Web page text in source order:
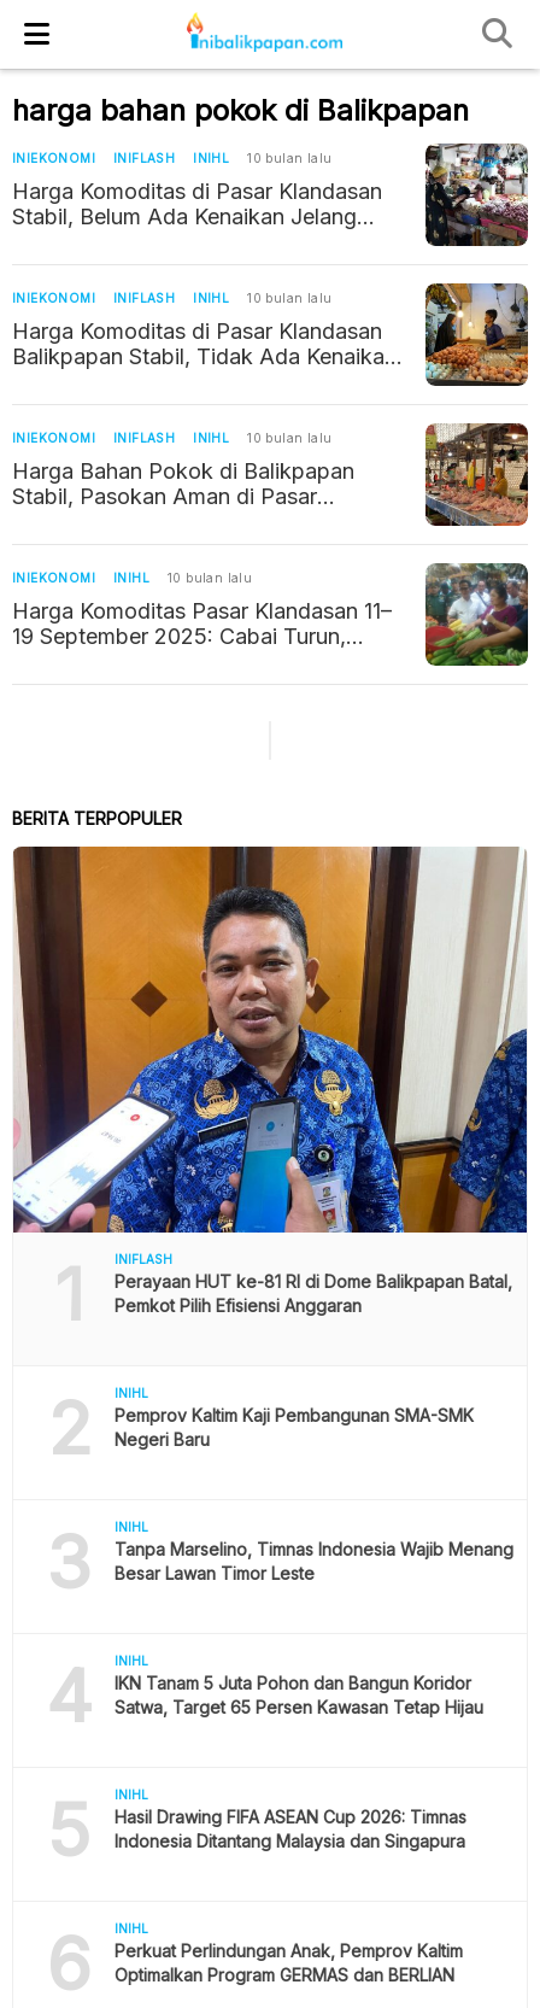
harga bahan pokok di Balikpapan
INIEKONOMI INIFLASH INIHL 10 bulan lalu
Harga Komoditas di Pasar Klandasan
Stabil, Belum Ada Kenaikan Jelang
INIEKONOMI INIFLASH INIHL 10 bulan lalu
Harga Komoditas di Pasar Klandasan
Balikpapan Stabil, Tidak Ada Kenaikan
INIEKONOMI INIFLASH INIHL 10 bulan lalu
Harga Bahan Pokok di Balikpapan
Stabil, Pasokan Aman di Pasar
INIEKONOMI INIHL 10 bulan lalu
Harga Komoditas Pasar Klandasan 11–
19 September 2025: Cabai Turun,
BERITA TERPOPULER
1 INIFLASH
Perayaan HUT ke-81 RI di Dome Balikpapan Batal,
Pemkot Pilih Efisiensi Anggaran
2 INIHL
Pemprov Kaltim Kaji Pembangunan SMA-SMK
Negeri Baru
3 INIHL
Tanpa Marselino, Timnas Indonesia Wajib Menang
Besar Lawan Timor Leste
4 INIHL
IKN Tanam 5 Juta Pohon dan Bangun Koridor
Satwa, Target 65 Persen Kawasan Tetap Hijau
5 INIHL
Hasil Drawing FIFA ASEAN Cup 2026: Timnas
Indonesia Ditantang Malaysia dan Singapura
6 INIHL
Perkuat Perlindungan Anak, Pemprov Kaltim
Optimalkan Program GERMAS dan BERLIAN